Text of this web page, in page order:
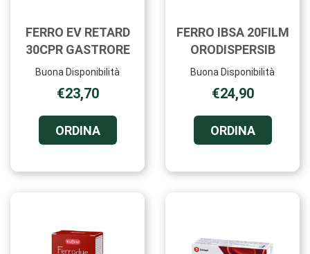
FERRO EV RETARD
30CPR GASTRORE
Buona Disponibilità
€23,70
ORDINA
EV
30CPR
FERRO IBSA 20FILM
ORODISPERSIB
Buona Disponibilità
€24,90
ORDINA
IBSA